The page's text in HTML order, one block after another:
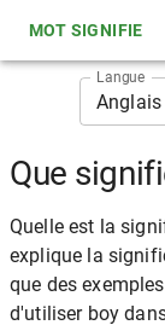
MOT SIGNIFIE
Langue
Anglais
Que
Quelle est la
explique la
que des
d'utiliser boy